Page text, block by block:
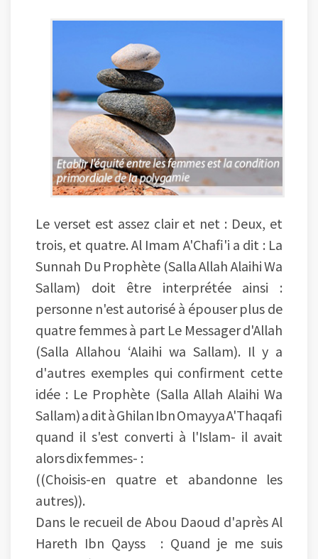
Le verset est assez clair et net : Deux, et
trois, et quatre. Al Imam A'Chafi'i a dit : La
Sunnah Du Prophète (Salla Allah Alaihi Wa
Sallam) doit être interprétée ainsi :
personne n'est autorisé à épouser plus de
quatre femmes à part Le Messager d'Allah
(Salla Allahou ‘Alaihi wa Sallam). Il y a
d'autres exemples qui confirment cette
idée : Le Prophète (Salla Allah Alaihi Wa
Sallam) a dit à Ghilan Ibn Omayya A'Thaqafi
quand il s'est converti à l'Islam- il avait
alors dix femmes- :
((Choisis-en quatre et abandonne les
autres)).
Dans le recueil de Abou Daoud d'après Al
Hareth Ibn Qayss : Quand je me suis